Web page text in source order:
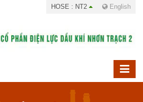
HOSE : NT2 English